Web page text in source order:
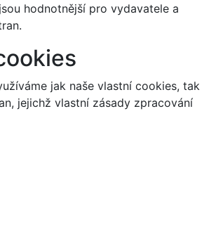
hodnotnější pro vydavatele a
jak naše vlastní cookies, tak
jejichž vlastní zásady zpracování